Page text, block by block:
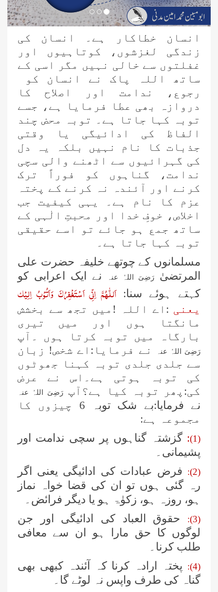
انسان خطاکار ہے۔ انسان کی
زندگی لغزشوں، کوتاہیوں اور
غفلتوں سے خالی نہیں مگر اسی کے
ساتھ اللہ پاک نے انسان کو
رجوع، ندامت اور اصلاح کا
دروازہ بھی عطا فرمایا ہے، جسے
توبہ کہا جاتا ہے۔ توبہ محض چند
الفاظ کی ادائیگی یا وقتی
جذبات کا نام نہیں بلکہ یہ دل
کی گہرائیوں سے اٹھنے والی سچی
ندامت، گناہوں کو فوراً ترک
کرنے اور آئندہ نہ کرنے کے پختہ
عزم کا نام ہے۔ یہی کیفیت جب
اخلاص، خوفِ خدا اور محبتِ الٰہی کے
ساتھ جمع ہو جائے تو اسے حقیقی
توبہ کہا جاتا ہے۔
مسلمانوں کے چوتھے خلیفہ حضرت علی
المرتضیٰ
رَضِیَ اللہُ عنہ
نے ایک اعرابی کو
کہتے ہوئے سنا:اَللّٰهُمَّ اِنِّی اَسْتَغْفِرُكَ وَاَتُوْبُ اِلِيْك
یعنی :اے اللہ !میں تجھ سے بخشش
مانگتا ہوں اور میں تیری
بارگاہ میں توبہ کرتا ہوں ۔آپ
رَضِیَ اللہُ عنہ
نے فرمایا:اے شخص! زبان
سے جلدی جلدی توبہ کہنا جھوٹوں
کی توبہ ہوتی ہے۔اس نے عرض
کی:پھر توبہ کیا ہے؟آپرَضِیَ اللہُ عنہ
نے فرمایا:بے شک توبہ 6 چیزوں کا
مجموعہ ہے:
(1)
: گزشتہ گناہوں پر سچی ندامت اور
پشیمانی۔
(2):
فرض عبادات کی ادائیگی یعنی اگر
رہ گئی ہوں تو ان کی قضا خواہ نماز
ہو، روزہ ہو، زکوٰۃ ہو یا دیگر فرائض۔
(3):
حقوق العباد کی ادائیگی اور جن
لوگوں کا حق مارا ہو ان سے معافی
طلب کرنا۔
(4):
پختہ ارادہ کرنا کہ آئندہ کبھی بھی
گناہ کی طرف واپس نہ لوٹے گا۔